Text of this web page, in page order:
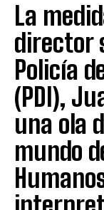
La
director
Policía
(PDI),
una ola
mundo